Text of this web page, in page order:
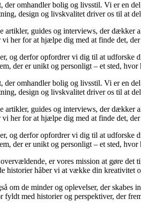
omhandler bolig og livsstil. Vi er en
design og livskvalitet driver os til at
guides og interviews, der dækker
her for at hjælpe dig med at finde det,
og derfor opfordrer vi dig til at
der er unikt og personligt – et sted,
omhandler bolig og livsstil. Vi er en
design og livskvalitet driver os til at
guides og interviews, der dækker
her for at hjælpe dig med at finde det,
og derfor opfordrer vi dig til at
der er unikt og personligt – et sted,
er vores mission at gøre
historier håber vi at vække din kreativitet
om de minder og oplevelser, der skabes
med historier og perspektiver, der